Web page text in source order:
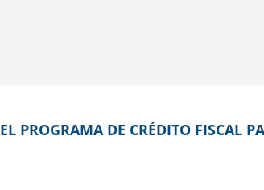
EL PROGRAMA DE CRÉDITO FISCAL